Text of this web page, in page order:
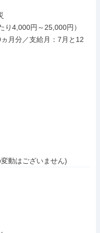
4,000円～25,000円）
月分／支給月：7月と12
動はございません)